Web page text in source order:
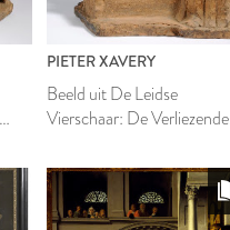
PIETER XAVERY
Beeld uit De Leidse
Vierschaar: De Verliezende